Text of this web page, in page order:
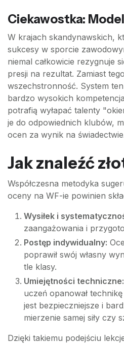
Ciekawostka:
W krajach skandynawskich,
sukcesy w sporcie
niemal całkowicie rezygnuje
presji na rezultat. Zamiast
wszechstronność. System
bardzo wysokich
potrafią wyłapać talenty
je do odpowiednich klubów,
ocen za wynik na
Jak znaleźć
Współczesna metodyka
oceny na WF-ie powinien
Wysiłek i
zaangażowania i
Postęp indywidualny:
poprawił swój własny
tle klasy.
Umiejętności techniczne:
uczeń opanował
jest bezpieczniejsze i
mierzenie samej siły czy
Dzięki takiemu podejściu